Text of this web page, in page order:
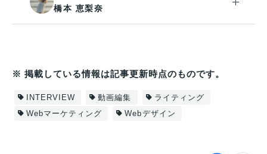
橋本 恵梨奈
※ 掲載している情報は記事更新時点のものです。
INTERVIEW 動画編集
ライティング
Webマーケティング
Webデザイン